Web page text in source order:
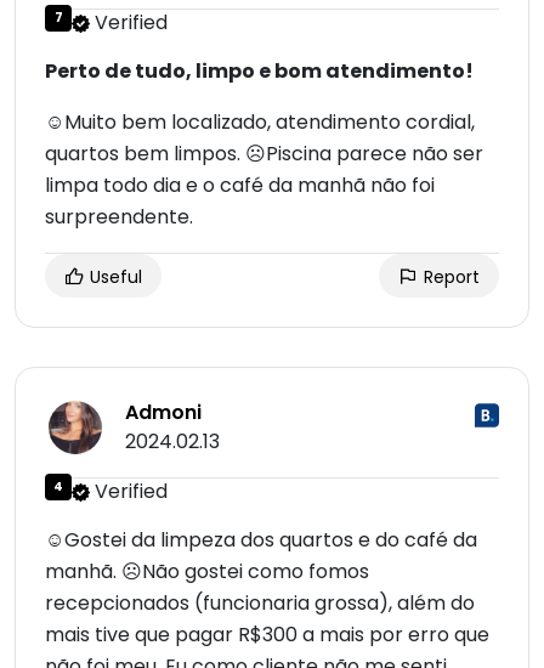
7
Verified
Perto de tudo, limpo e bom atendimento!
☺Muito bem localizado, atendimento cordial,
quartos bem limpos. ☹Piscina parece não ser
limpa todo dia e o café da manhã não foi
surpreendente.
Useful Report
Admoni
2024.02.13
4
Verified
☺Gostei da limpeza dos quartos e do café da
manhã. ☹Não gostei como fomos
recepcionados (funcionaria grossa), além do
mais tive que pagar R$300 a mais por erro que